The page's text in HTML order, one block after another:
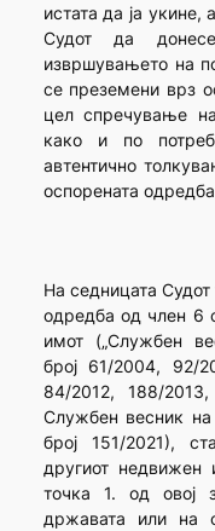
истата да ја укине,
Судот да
извршувањето на
се преземени врз
цел спречување
како и по
автентично
оспорената
На седницата
одредба од член 6
имот („Службен
број 61/2004, 92/
84/2012, 188/
Службен весник на
број 151/2021),
другиот
точка 1. од овој
државата или на